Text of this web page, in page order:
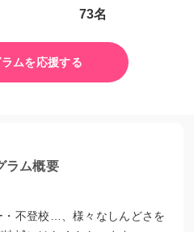
73名
ムを応援する
ラム概要
不登校…、様々なしんどさを